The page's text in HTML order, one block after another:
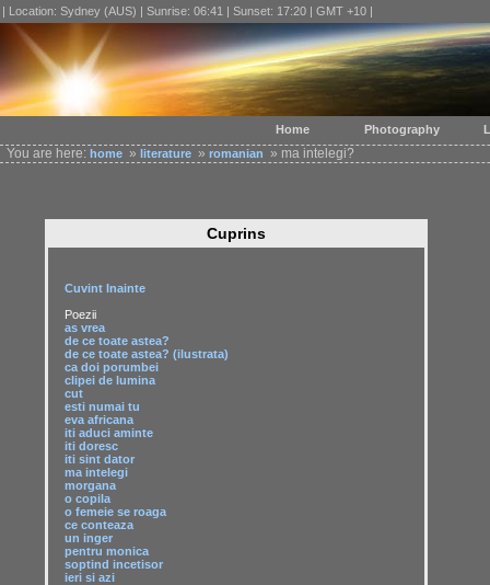
| Location: Sydney (AUS) | Sunrise: 06:41 | Sunset: 17:20 | GMT +10 |
You are here: home » literature » romanian » ma intelegi?
Cuprins
Cuvint Inainte
Poezii
as vrea
de ce toate astea?
de ce toate astea? (ilustrata)
ca doi porumbei
clipei de lumina
cut
esti numai tu
eva africana
iti aduci aminte
iti doresc
iti sint dator
ma intelegi
morgana
o copila
o femeie se roaga
ce conteaza
un inger
pentru monica
soptind incetisor
ieri si azi
Home Photography